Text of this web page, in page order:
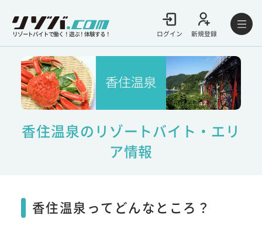
リゾートバイトで働く！遊ぶ！体験する！ ログイン 新規登録
香住温泉のリゾートバイト・エリ
ア情報
香住温泉ってどんなところ？